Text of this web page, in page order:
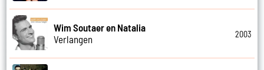
Wim Soutaer en Natalia
Verlangen
2003